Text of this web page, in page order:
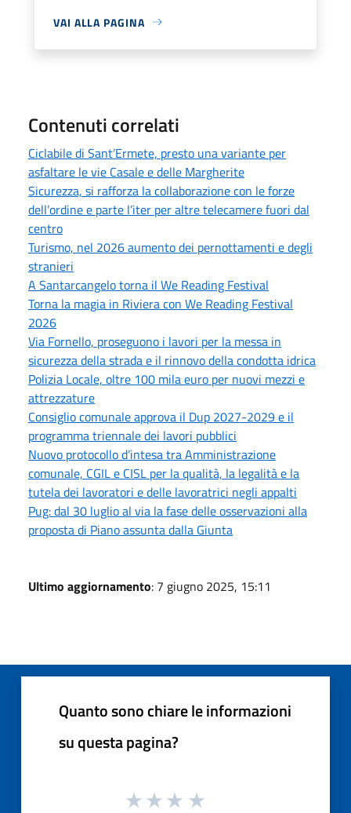
VAI ALLA PAGINA
Contenuti correlati
Ciclabile di Sant’Ermete, presto una variante per
asfaltare le vie Casale e delle Margherite
Sicurezza, si rafforza la collaborazione con le forze
dell’ordine e parte l’iter per altre telecamere fuori dal
centro
Turismo, nel 2026 aumento dei pernottamenti e degli
stranieri
A Santarcangelo torna il We Reading Festival
Torna la magia in Riviera con We Reading Festival
2026
Via Fornello, proseguono i lavori per la messa in
sicurezza della strada e il rinnovo della condotta idrica
Polizia Locale, oltre 100 mila euro per nuovi mezzi e
attrezzature
Consiglio comunale approva il Dup 2027-2029 e il
programma triennale dei lavori pubblici
Nuovo protocollo d’intesa tra Amministrazione
comunale, CGIL e CISL per la qualità, la legalità e la
tutela dei lavoratori e delle lavoratrici negli appalti
Pug: dal 30 luglio al via la fase delle osservazioni alla
proposta di Piano assunta dalla Giunta
Ultimo aggiornamento: 7 giugno 2025, 15:11
Quanto sono chiare le informazioni
su questa pagina?